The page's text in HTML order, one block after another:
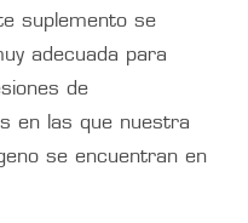
suplemento se
adecuada para
de
en las que nuestra
se encuentran en